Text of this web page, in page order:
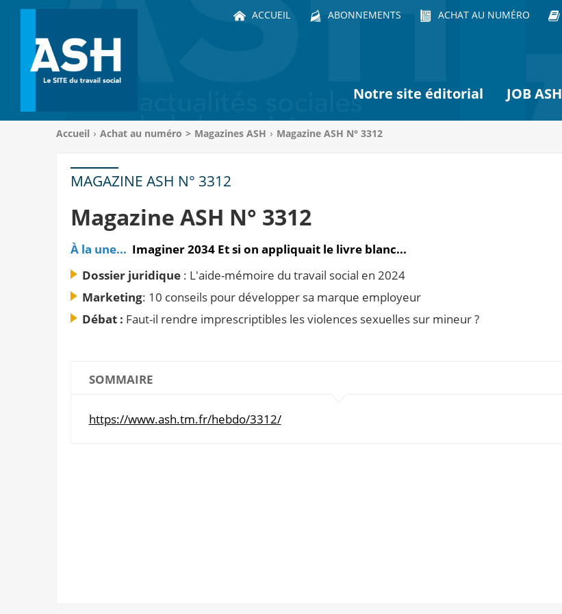
ACCUEIL ABONNEMENTS ACHAT AU NUMÉRO
Notre site éditorial JOB ASH
Vous
Accueil Achat au numéro > Magazines ASH Magazine ASH N° 3312
MAGAZINE ASH N° 3312
Magazine ASH N° 3312
À la une... Imaginer 2034 Et si on appliquait le livre blanc...
Dossier juridique : L'aide-mémoire du travail social en 2024
Marketing: 10 conseils pour développer sa marque employeur
Débat : Faut-il rendre imprescriptibles les violences sexuelles sur mineur ?
SOMMAIRE
https://www.ash.tm.fr/hebdo/3312/